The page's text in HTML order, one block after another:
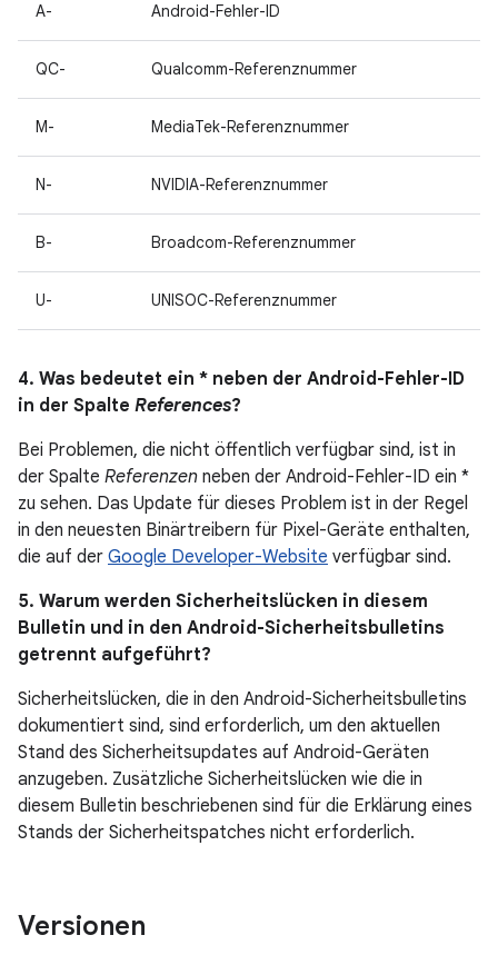
A- Android-Fehler-ID
QC- Qualcomm-Referenznummer
M- MediaTek-Referenznummer
N- NVIDIA-Referenznummer
B- Broadcom-Referenznummer
U- UNISOC-Referenznummer
4. Was bedeutet ein * neben der Android-Fehler-ID
in der Spalte References?
Bei Problemen, die nicht öffentlich verfügbar sind, ist in
der Spalte Referenzen neben der Android-Fehler-ID ein *
zu sehen. Das Update für dieses Problem ist in der Regel
in den neuesten Binärtreibern für Pixel-Geräte enthalten,
die auf der Google Developer-Website verfügbar sind.
5. Warum werden Sicherheitslücken in diesem
Bulletin und in den Android-Sicherheitsbulletins
getrennt aufgeführt?
Sicherheitslücken, die in den Android-Sicherheitsbulletins
dokumentiert sind, sind erforderlich, um den aktuellen
Stand des Sicherheitsupdates auf Android-Geräten
anzugeben. Zusätzliche Sicherheitslücken wie die in
diesem Bulletin beschriebenen sind für die Erklärung eines
Stands der Sicherheitspatches nicht erforderlich.
Versionen